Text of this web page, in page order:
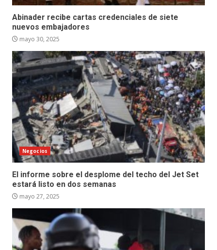
Abinader recibe cartas credenciales de siete
nuevos embajadores
mayo 30, 2025
Negocios
El informe sobre el desplome del techo del Jet Set
estará listo en dos semanas
mayo 27, 2025